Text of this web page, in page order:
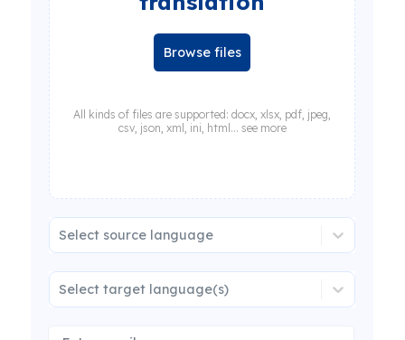
Browse files
All kinds of files are supported: docx, xlsx, pdf, jpeg,
csv, json, xml, ini, html... see more
Select source language
Select target language(s)